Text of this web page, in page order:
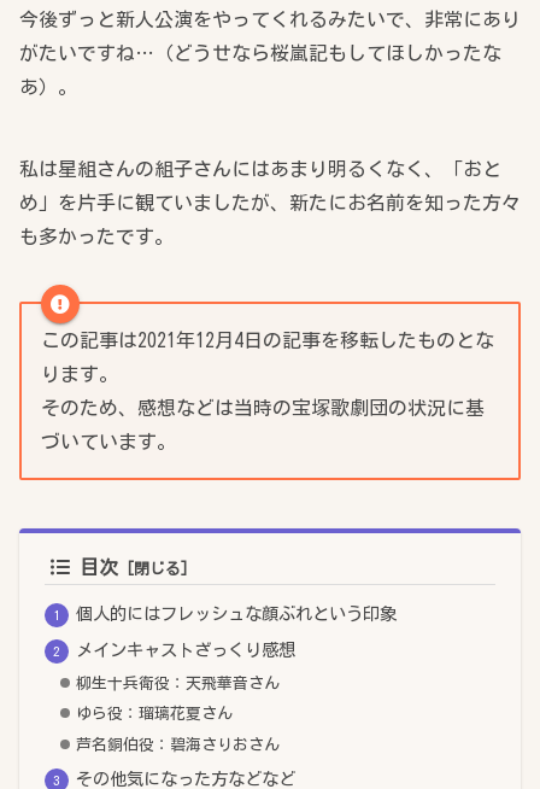
今後ずっと新人公演をやってくれるみたいで、非常にあり
がたいですね…（どうせなら桜嵐記もしてほしかったな
あ）。
私は星組さんの組子さんにはあまり明るくなく、「おと
め」を片手に観ていましたが、新たにお名前を知った方々
も多かったです。
この記事は2021年12月4日の記事を移転したものとな
ります。
そのため、感想などは当時の宝塚歌劇団の状況に基
づいています。
目次
個人的にはフレッシュな顔ぶれという印象
メインキャストざっくり感想
柳生十兵衛役：天飛華音さん
ゆら役：瑠璃花夏さん
芦名銅伯役：碧海さりおさん
その他気になった方などなど